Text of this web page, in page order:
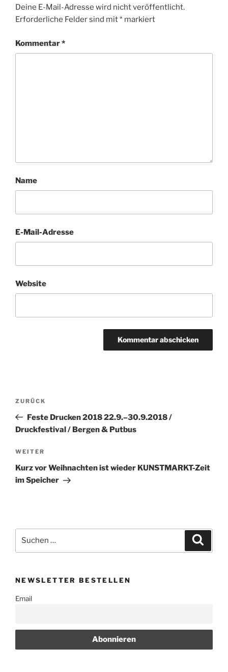
Deine E-Mail-Adresse wird nicht veröffentlicht.
Erforderliche Felder sind mit* markiert
Kommentar*
Name
E-Mail-Adresse
Website
Beitragsnavigation
Vorheriger
Beitrag
ZURÜCK
Feste Drucken 2018 22.9.–30.9.2018 /
Druckfestival / Bergen & Putbus
Nächster
Beitrag
WEITER
Kurz vor Weihnachten ist wieder KUNSTMARKT-Zeit
im Speicher
nach:
NEWSLETTER BESTELLEN
Email